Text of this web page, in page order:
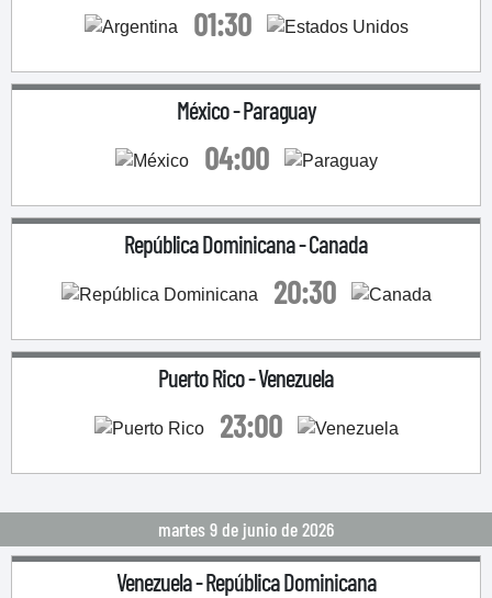
01:30
México-Paraguay
04:00
República Dominicana-Canada
20:30
Puerto Rico-Venezuela
23:00
martes 9 de junio de 2026
Venezuela-República Dominicana